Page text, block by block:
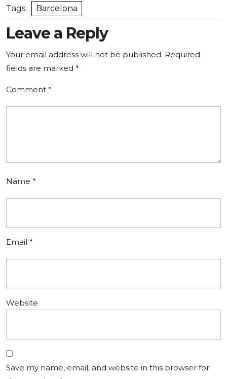
Tags: Barcelona
Leave a Reply
Your email address will not be published. Required
fields are marked *
Comment *
Name *
Email *
Website
Save my name, email, and website in this browser for